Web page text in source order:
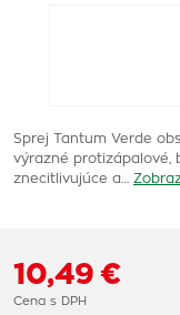
Sprej Tantum Verde
výrazné protizápalové,
znecitlivujúce a…
10,49 €
Cena s DPH